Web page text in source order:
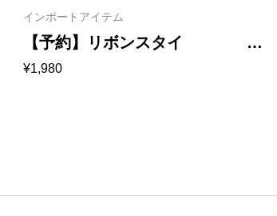
インポートアイテム
【予約】リボンスタイ
1017
¥1,980